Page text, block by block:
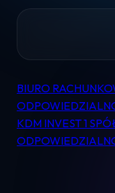
Nawigacja
wpisu
BIURO
KDM INVEST 1